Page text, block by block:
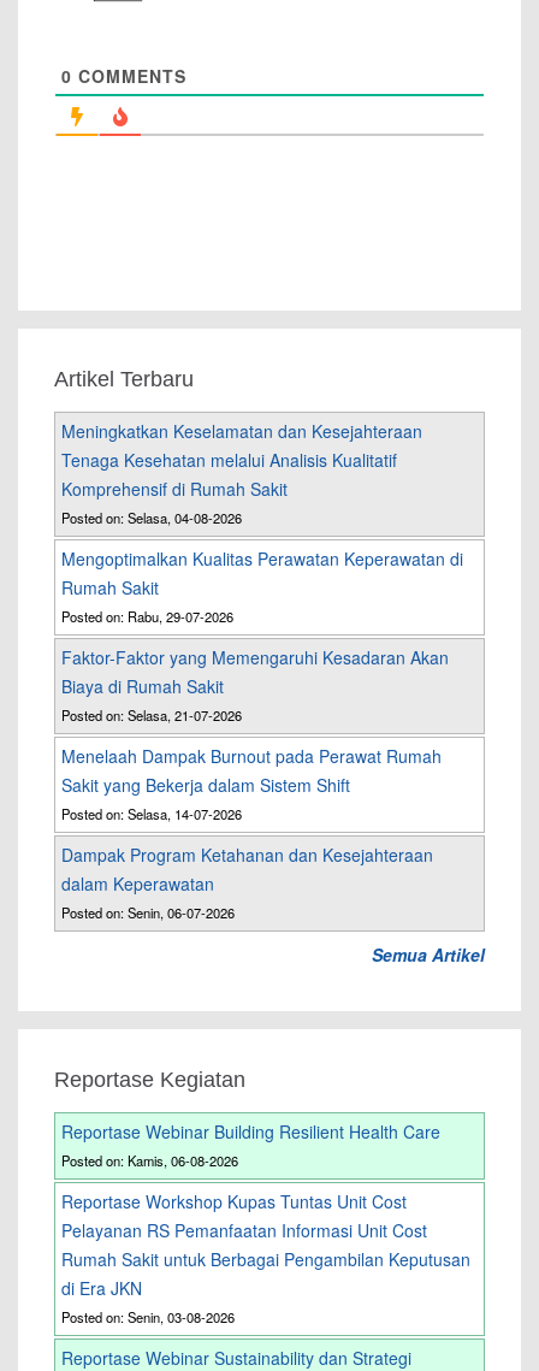
0 COMMENTS
Artikel Terbaru
Meningkatkan Keselamatan dan Kesejahteraan
Tenaga Kesehatan melalui Analisis Kualitatif
Komprehensif di Rumah Sakit
Posted on: Selasa, 04-08-2026
Mengoptimalkan Kualitas Perawatan Keperawatan di
Rumah Sakit
Posted on: Rabu, 29-07-2026
Faktor-Faktor yang Memengaruhi Kesadaran Akan
Biaya di Rumah Sakit
Posted on: Selasa, 21-07-2026
Menelaah Dampak Burnout pada Perawat Rumah
Sakit yang Bekerja dalam Sistem Shift
Posted on: Selasa, 14-07-2026
Dampak Program Ketahanan dan Kesejahteraan
dalam Keperawatan
Posted on: Senin, 06-07-2026
Semua Artikel
Reportase Kegiatan
Reportase Webinar Building Resilient Health Care
Posted on: Kamis, 06-08-2026
Reportase Workshop Kupas Tuntas Unit Cost
Pelayanan RS Pemanfaatan Informasi Unit Cost
Rumah Sakit untuk Berbagai Pengambilan Keputusan
di Era JKN
Posted on: Senin, 03-08-2026
Reportase Webinar Sustainability dan Strategi